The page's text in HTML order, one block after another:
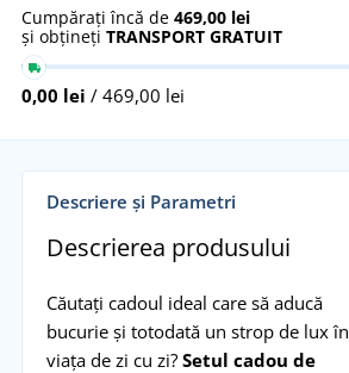
Cumpărați încă de 469,00 lei
și obțineți TRANSPORT GRATUIT
0,00 lei / 469,00 lei
Descriere și Parametri
Descrierea produsului
Căutați cadoul ideal care să aducă
bucurie și totodată un strop de lux în
viața de zi cu zi? Setul cadou de